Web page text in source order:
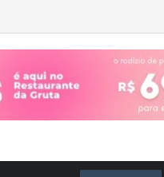
que pode atingir o Sul do país